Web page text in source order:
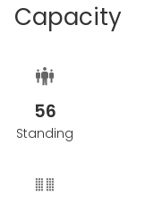
Capacity
56
Standing